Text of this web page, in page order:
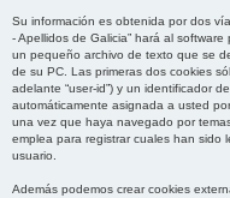
Su información es obtenida por dos
- Apellidos de Galicia” hará al
un pequeño archivo de texto que se
de su PC. Las primeras dos cookies
adelante “user-id”) y un identificador
automáticamente asignada a usted
una vez que haya navegado por
emplea para registrar cuales han sido
usuario.
Además podemos crear cookies